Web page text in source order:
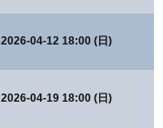
2026-04-12 18:00 (日)
2026-04-19 18:00 (日)